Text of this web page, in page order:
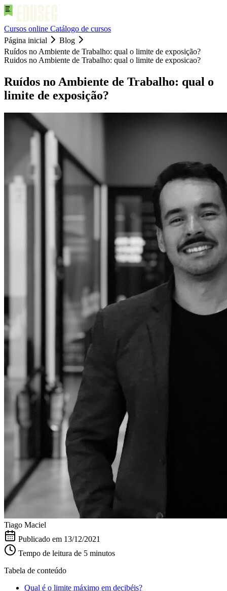
Cursos online Catálogo de cursos
Página inicial
Blog
Ruídos no Ambiente de Trabalho: qual o limite de exposição?
Ruidos no Ambiente de Trabalho: qual o limite de exposicao?
Ruídos no Ambiente de Trabalho: qual o
limite de exposição?
Tiago Maciel
Publicado em 13/12/2021
Tempo de leitura de 5 minutos
Tabela de conteúdo
Qual é o limite máximo em decibéis?